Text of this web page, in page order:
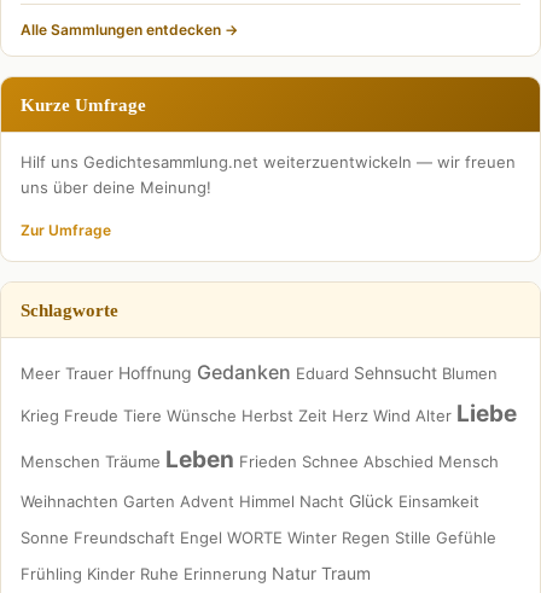
Alle Sammlungen entdecken →
Kurze Umfrage
Hilf uns Gedichtesammlung.net weiterzuentwickeln — wir freuen
uns über deine Meinung!
Zur Umfrage
Schlagworte
Meer Trauer Hoffnung Gedanken Eduard Sehnsucht Blumen
Krieg Freude Tiere Wünsche Herbst Zeit Herz Wind Alter Liebe
Menschen Träume Leben Frieden Schnee Abschied Mensch
Weihnachten Garten Advent Himmel Nacht Glück Einsamkeit
Sonne Freundschaft Engel WORTE Winter Regen Stille Gefühle
Frühling Kinder Ruhe Erinnerung Natur Traum